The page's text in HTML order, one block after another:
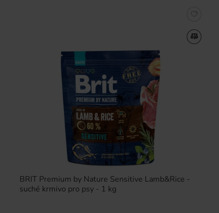
BRIT Premium by Nature Sensitive Lamb&Rice -
suché krmivo pro psy - 1 kg